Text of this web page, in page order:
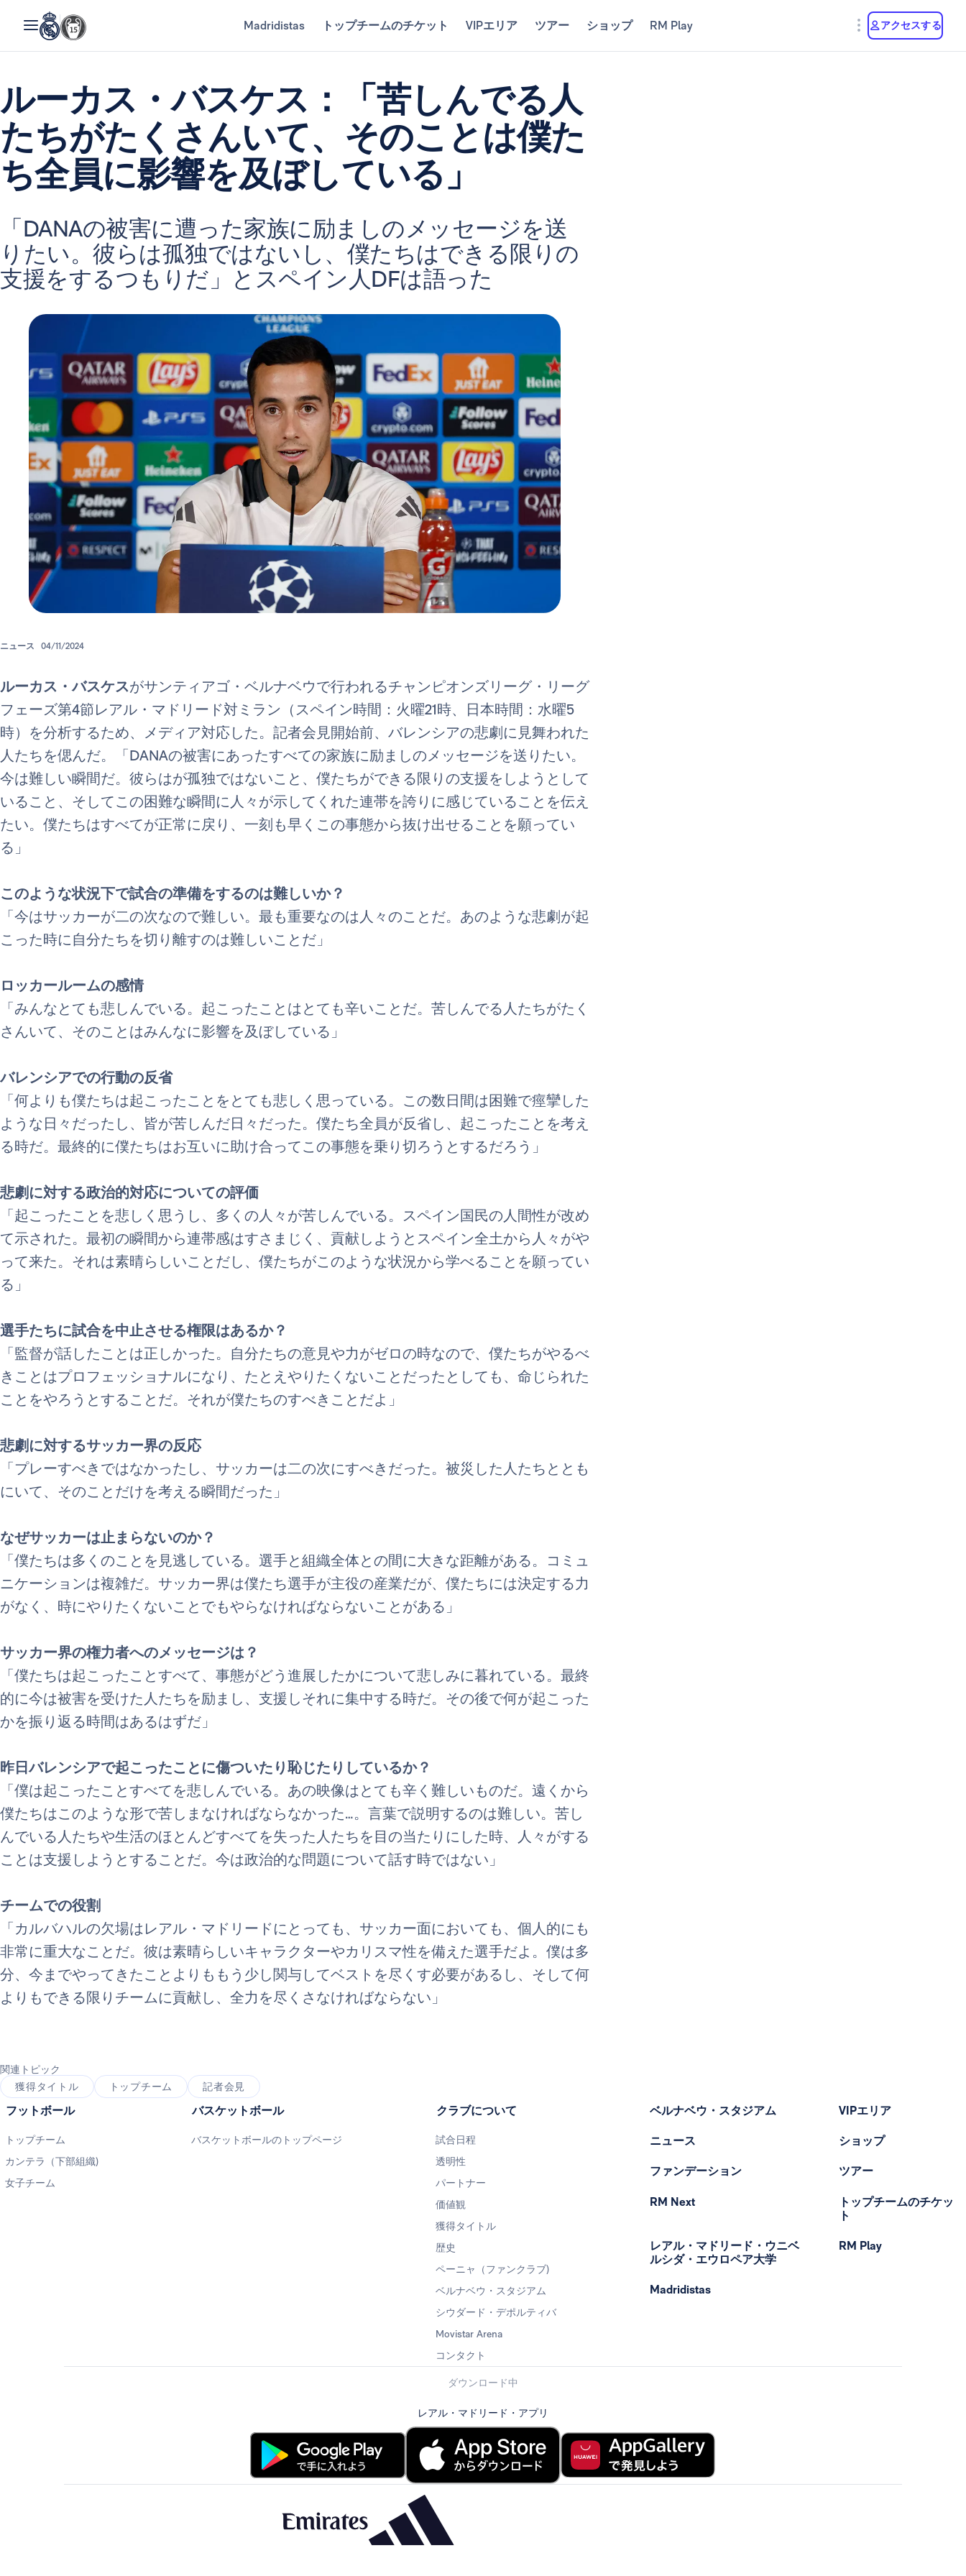
Madridistas トップチームのチケット VIPエリア ツアー ショップ RM Play アクセスする
ルーカス・バスケス：「苦しんでる人
たちがたくさんいて、そのことは僕た
ち全員に影響を及ぼしている」
「DANAの被害に遭った家族に励ましのメッセージを送
りたい。彼らは孤独ではないし、僕たちはできる限りの
支援をするつもりだ」とスペイン人DFは語った
ニュース 04/11/2024
ルーカス・バスケスがサンティアゴ・ベルナベウで行われるチャンピオンズリーグ・リーグ
フェーズ第4節レアル・マドリード対ミラン（スペイン時間：火曜21時、日本時間：水曜5
時）を分析するため、メディア対応した。記者会見開始前、バレンシアの悲劇に見舞われた
人たちを偲んだ。「DANAの被害にあったすべての家族に励ましのメッセージを送りたい。
今は難しい瞬間だ。彼らはが孤独ではないこと、僕たちができる限りの支援をしようとして
いること、そしてこの困難な瞬間に人々が示してくれた連帯を誇りに感じていることを伝え
たい。僕たちはすべてが正常に戻り、一刻も早くこの事態から抜け出せることを願ってい
る」
このような状況下で試合の準備をするのは難しいか？
「今はサッカーが二の次なので難しい。最も重要なのは人々のことだ。あのような悲劇が起
こった時に自分たちを切り離すのは難しいことだ」
ロッカールームの感情
「みんなとても悲しんでいる。起こったことはとても辛いことだ。苦しんでる人たちがたく
さんいて、そのことはみんなに影響を及ぼしている」
バレンシアでの行動の反省
「何よりも僕たちは起こったことをとても悲しく思っている。この数日間は困難で痙攣した
ような日々だったし、皆が苦しんだ日々だった。僕たち全員が反省し、起こったことを考え
る時だ。最終的に僕たちはお互いに助け合ってこの事態を乗り切ろうとするだろう」
悲劇に対する政治的対応についての評価
「起こったことを悲しく思うし、多くの人々が苦しんでいる。スペイン国民の人間性が改め
て示された。最初の瞬間から連帯感はすさまじく、貢献しようとスペイン全土から人々がや
って来た。それは素晴らしいことだし、僕たちがこのような状況から学べることを願ってい
る」
選手たちに試合を中止させる権限はあるか？
「監督が話したことは正しかった。自分たちの意見や力がゼロの時なので、僕たちがやるべ
きことはプロフェッショナルになり、たとえやりたくないことだったとしても、命じられた
ことをやろうとすることだ。それが僕たちのすべきことだよ」
悲劇に対するサッカー界の反応
「プレーすべきではなかったし、サッカーは二の次にすべきだった。被災した人たちととも
にいて、そのことだけを考える瞬間だった」
なぜサッカーは止まらないのか？
「僕たちは多くのことを見逃している。選手と組織全体との間に大きな距離がある。コミュ
ニケーションは複雑だ。サッカー界は僕たち選手が主役の産業だが、僕たちには決定する力
がなく、時にやりたくないことでもやらなければならないことがある」
サッカー界の権力者へのメッセージは？
「僕たちは起こったことすべて、事態がどう進展したかについて悲しみに暮れている。最終
的に今は被害を受けた人たちを励まし、支援しそれに集中する時だ。その後で何が起こった
かを振り返る時間はあるはずだ」
昨日バレンシアで起こったことに傷ついたり恥じたりしているか？
「僕は起こったことすべてを悲しんでいる。あの映像はとても辛く難しいものだ。遠くから
僕たちはこのような形で苦しまなければならなかった…。言葉で説明するのは難しい。苦し
んでいる人たちや生活のほとんどすべてを失った人たちを目の当たりにした時、人々がする
ことは支援しようとすることだ。今は政治的な問題について話す時ではない」
チームでの役割
「カルバハルの欠場はレアル・マドリードにとっても、サッカー面においても、個人的にも
非常に重大なことだ。彼は素晴らしいキャラクターやカリスマ性を備えた選手だよ。僕は多
分、今までやってきたことよりももう少し関与してベストを尽くす必要があるし、そして何
よりもできる限りチームに貢献し、全力を尽くさなければならない」
関連トピック
獲得タイトル
トップチーム 記者会見
フットボール
トップチーム
カンテラ（下部組織)
女子チーム
バスケットボール
バスケットボールのトップページ
クラブについて
試合日程
透明性
パートナー
価値観
獲得タイトル
歴史
ペーニャ（ファンクラブ)
ベルナベウ・スタジアム
シウダード・デポルティバ
Movistar Arena
コンタクト
ベルナベウ・スタジアム
ニュース
ファンデーション
RM Next
レアル・マドリード・ウニベ
ルシダ・エウロペア大学
Madridistas
VIPエリア
ショップ
ツアー
トップチームのチケッ
ト
RM Play
ダウンロード中
レアル・マドリード・アプリ